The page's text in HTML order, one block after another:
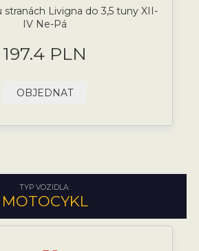
Livigna do 3,5 tuny XII-
IV Ne-Pá
197.4 PLN
OBJEDNAT
TYP VOZIDLA:
MOTOCYKL